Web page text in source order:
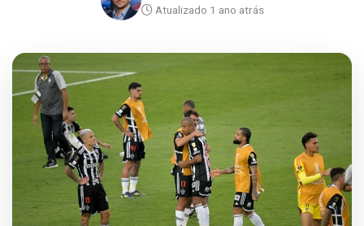
Atualizado 1 ano atrás